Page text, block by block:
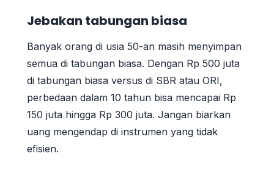
Jebakan tabungan biasa
Banyak orang di usia 50-an masih menyimpan
semua di tabungan biasa. Dengan Rp 500 juta
di tabungan biasa versus di SBR atau ORI,
perbedaan dalam 10 tahun bisa mencapai Rp
150 juta hingga Rp 300 juta. Jangan biarkan
uang mengendap di instrumen yang tidak
efisien.